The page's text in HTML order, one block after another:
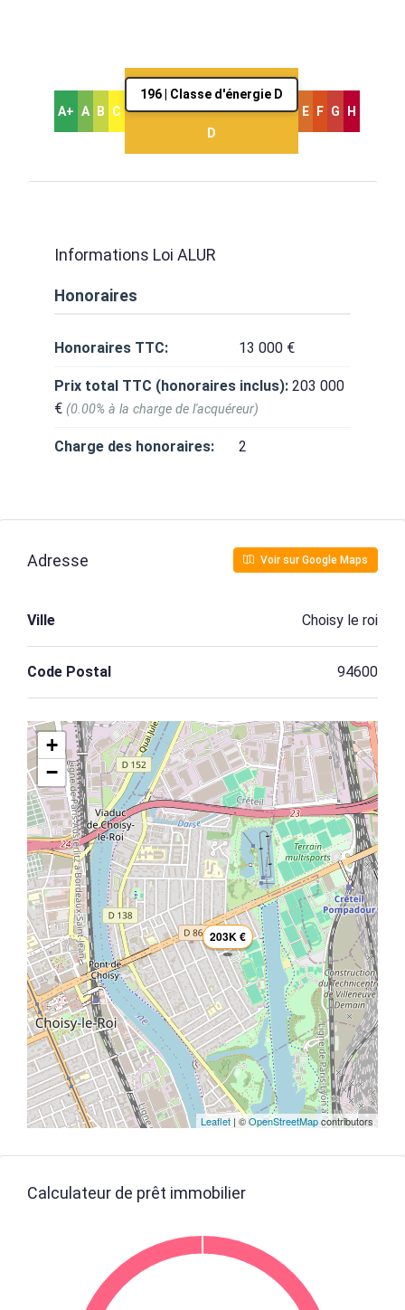
A+ A B C
196 | Classe d'énergie D
D
E F G H
Informations Loi ALUR
Honoraires
Honoraires TTC: 13 000 €
Prix total TTC (honoraires inclus): 203 000
€ (0.00% à la charge de l'acquéreur)
Charge des honoraires: 2
Adresse Voir sur Google Maps
Ville Choisy le roi
Code Postal 94600
203K €
+
−
Leaflet| ©OpenStreetMapcontributors
Calculateur de prêt immobilier